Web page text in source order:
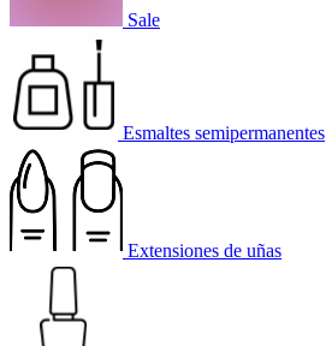
Sale
Esmaltes semipermanentes
Extensiones de uñas